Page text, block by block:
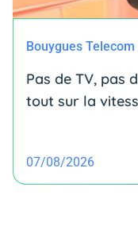
Bouygues Telecom
Pas de TV, pas
tout sur la
07/08/2026